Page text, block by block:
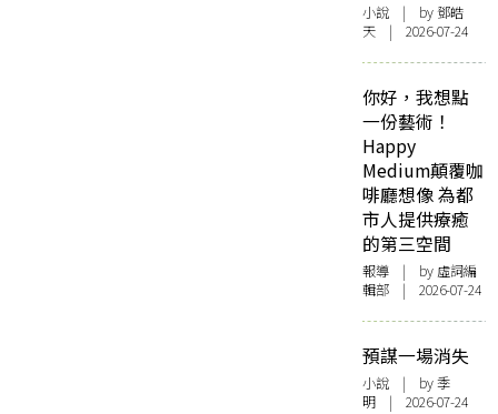
小說 | by 鄧皓
天 | 2026-07-24
你好，我想點
一份藝術！
Happy
Medium顛覆咖
啡廳想像 為都
市人提供療癒
的第三空間
報導 | by 虛詞編
輯部 | 2026-07-24
預謀一場消失
小說 | by 季
明 | 2026-07-24